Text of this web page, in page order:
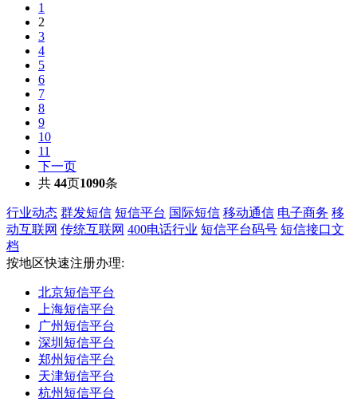
1
2
3
4
5
6
7
8
9
10
11
下一页
共 44页1090条
行业动态 群发短信 短信平台 国际短信 移动通信 电子商务 移
动互联网 传统互联网 400电话行业 短信平台码号 短信接口文
档
按地区快速注册办理:
北京短信平台
上海短信平台
广州短信平台
深圳短信平台
郑州短信平台
天津短信平台
杭州短信平台